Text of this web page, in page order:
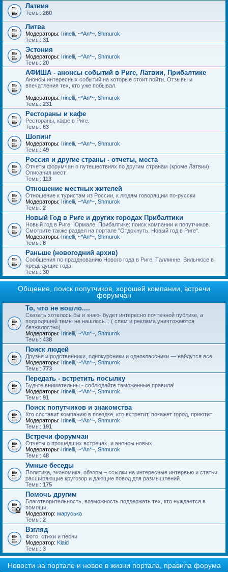
Латвия
Темы: 260
Литва
Модераторы: Irinelli ~*An*~ Shmurok
Темы: 31
Эстония
Модераторы: Irinelli ~*An*~ Shmurok
Темы: 20
АФИША - анонсы событий в Риге, Латвии, Прибалтике
Анонсы интересных событий на которые стоит пойти. Отзывы и
впечатления тех, кто уже побывал.
Модераторы: Irinelli ~*An*~ Shmurok
Темы: 231
Рестораны и кафе
Рестораны, кафе в Риге.
Темы: 63
Шопинг
Модераторы: Irinelli ~*An*~ Shmurok
Темы: 49
Россия и другие страны - отчеты, места
Отчеты форумчан о путешествиях по другим странам (кроме Латвии).
Описания мест.
Темы: 113
Отношение местных жителей
Отношение к туристам из России, к людям говорящим по-русски
Модераторы: Irinelli ~*An*~ Shmurok
Темы: 2
Новый Год в Риге и других городах Прибалтики
Новый год в Риге, Юрмале, Прибалтике: поиск компании и попутчиков.
Смотрите также раздел на портале "Отдохнуть. Новый год в Риге".
Модераторы: Irinelli ~*An*~ Shmurok
Темы: 8
Раньше (новогодний архив)
Сообщения по празднованию Нового года в Риге, Таллинне, Вильнюсе в
предыдущие года
Темы: 30
Общение, поиск попутчиков, хорошей компании, встречи
форумчан
То, что не вошло....
Сказать хотелось бы и знаю- будет интересно почтенной публике, а
подходящей темы не нашлось... ( спам и реклама уничтожаются
безжалостно)
Модераторы: Irinelli ~*An*~ Shmurok
Темы: 438
Поиск людей
Друзья и родственники, однокурсники и одноклассники — найдутся все
Модераторы: Irinelli ~*An*~ Shmurok
Темы: 773
Передать - встретить посылку
Будьте внимательны - соблюдайте таможенные правила!
Модераторы: Irinelli ~*An*~ Shmurok
Темы: 91
Поиск попутчиков и знакомства
Кто составит компанию в поездке, кто встретит, покажет город, приютит
Модераторы: Irinelli ~*An*~ Shmurok
Темы: 191
Встречи форумчан
Отчеты о прошедших встречах, и анонсы новых
Модераторы: Irinelli ~*An*~ Shmurok
Темы: 48
Умные беседы
Политика, экономика, обзоры – ссылки на интересные интервью и статьи,
расширяющие кругозор и дающие повод для размышлений.
Темы: 175
Помочь другим
Благотворительность, возможность поддержать тех, кто нуждается в
помощи.
Модератор: маруська
Темы: 2
Взгляд
Фото, стихи и песни
Модератор: Klaid
Темы: 3
Новости на портале и новое в жизни портала, правила форума